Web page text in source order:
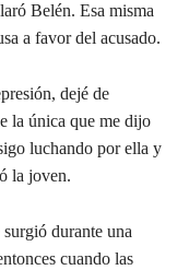
Belén. Esa misma
a favor del acusado.
dejé de
la única que me dijo
luchando por ella y
la joven.
durante una
cuando las